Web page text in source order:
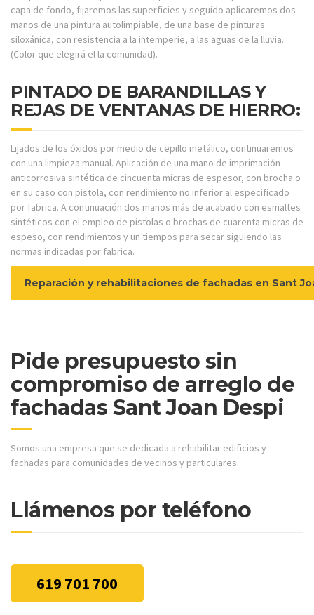
capa de fondo, fijaremos las superficies y seguido aplicaremos dos
manos de una pintura autolimpiable, de una base de pinturas
siloxánica, con resistencia a la intemperie, a las aguas de la lluvia.
(Color que elegirá el la comunidad).
PINTADO DE BARANDILLAS Y
REJAS DE VENTANAS DE HIERRO:
Lijados de los óxidos por medio de cepillo metálico, continuaremos
con una limpieza manual. Aplicación de una mano de imprimación
anticorrosiva sintética de cincuenta micras de espesor, con brocha o
en su caso con pistola, con rendimiento no inferior al especificado
por fabrica. A continuación dos manos más de acabado con esmaltes
sintéticos con el empleo de pistolas o brochas de cuarenta micras de
espeso, con rendimientos y un tiempos para secar siguiendo las
normas indicadas por fabrica.
Reparación y rehabilitaciones de fachadas en Sant
Pide presupuesto sin
compromiso de arreglo de
fachadas Sant Joan Despi
Somos una empresa que se dedicada a rehabilitar edificios y
fachadas para comunidades de vecinos y particulares.
Llámenos por teléfono
619 701 700